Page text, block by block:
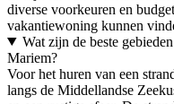
diverse voorkeuren en
vakantiewoning kunnen
Wat zijn de beste
Mariem?
Voor het huren van een
langs de Middellandse